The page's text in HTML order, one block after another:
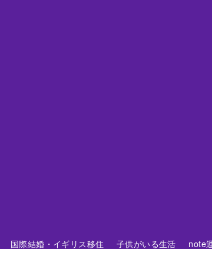
国際結婚・イギリス移住 子供がいる生活 note